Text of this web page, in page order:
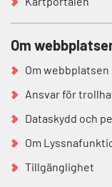
Om
Om webbplatsen
Ansvar för
Dataskydd och
Om
Tillgänglighet